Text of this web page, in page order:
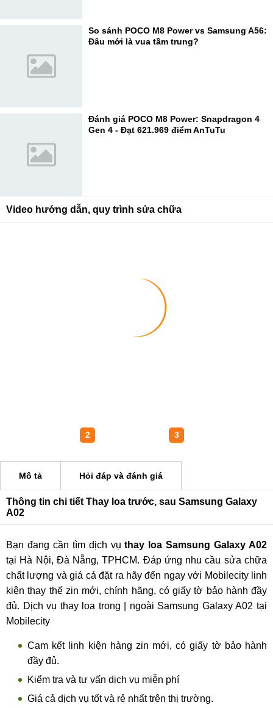
So sánh POCO M8 Power vs Samsung A56:
Đâu mới là vua tầm trung?
Đánh giá POCO M8 Power: Snapdragon 4
Gen 4 - Đạt 621.969 điểm AnTuTu
Video hướng dẫn, quy trình sửa chữa
2 3
Mô tả Hỏi đáp và đánh giá
Thông tin chi tiết Thay loa trước, sau Samsung Galaxy
A02
Bạn đang cần tìm dịch vụthay loa Samsung Galaxy A02
tại Hà Nội, Đà Nẵng, TPHCM. Đáp ứng nhu cầu sửa chữa
chất lượng và giá cả đặt ra hãy đến ngay với Mobilecity linh
kiện thay thế zin mới, chính hãng, có giấy tờ bảo hành đầy
đủ. Dịch vụ thay loa trong | ngoài Samsung Galaxy A02 tại
Mobilecity
Cam kết linh kiện hàng zin mới, có giấy tờ bảo hành
đầy đủ.
Kiểm tra và tư vấn dịch vụ miễn phí
Giá cả dịch vụ tốt và rẻ nhất trên thị trường.